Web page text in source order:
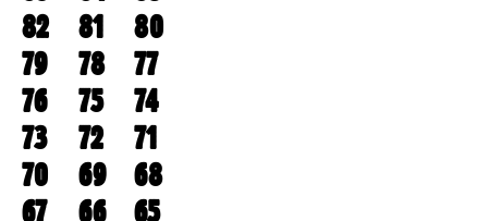
82
81
80
79
78
77
76
75
74
73
72
71
70
69
68
67
66
65